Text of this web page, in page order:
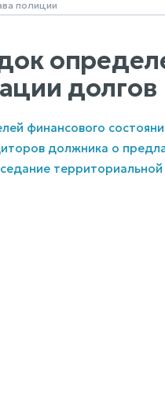
долгов
финансового
должника о
территориальной